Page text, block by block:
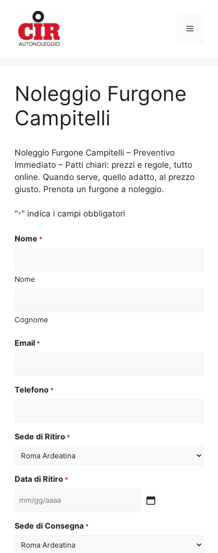
contenuto
Menu
Noleggio Furgone
Campitelli
Noleggio Furgone Campitelli – Preventivo
Immediato – Patti chiari: prezzi e regole, tutto
online. Quando serve, quello adatto, al prezzo
giusto. Prenota un furgone a noleggio.
"*" indica i campi obbligatori
Nome *
Nome
Cognome
Email *
Telefono *
Sede di Ritiro *
Data di Ritiro *
MM
GG
slash
Sede di Consegna *